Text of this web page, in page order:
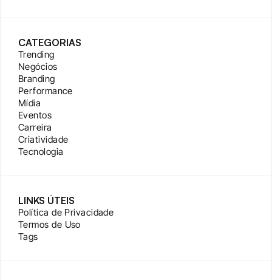
CATEGORIAS
Trending
Negócios
Branding
Performance
Mídia
Eventos
Carreira
Criatividade
Tecnologia
LINKS ÚTEIS
Política de Privacidade
Termos de Uso
Tags